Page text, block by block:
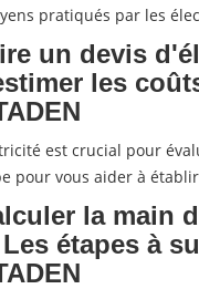
pratiqués par les
un devis
les
est crucial pour
pour vous aider à
la main
étapes à